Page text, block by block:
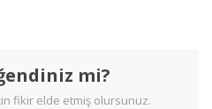
mi?
fikir elde etmiş olursunuz.